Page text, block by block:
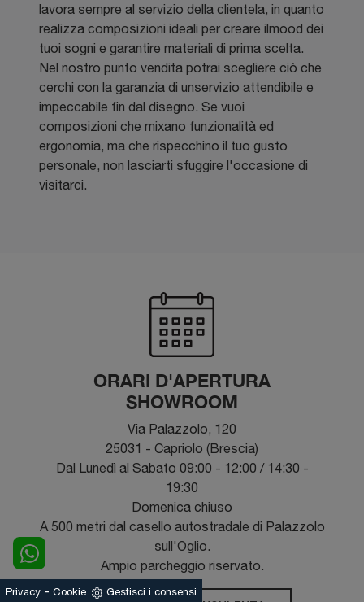
lavora sempre al servizio della clientela, in quanto
realizza composizioni ideali per creare ilmood dei
tuoi sogni e garantire materiali di prima scelta.
Nel nostro punto vendita potrai scegliere ciò che
cerchi con la garanzia di unservizio attendibile e
impeccabile fin dal disegno. Se vuoi
composizioni che mixano funzionalità ed
ergonomia, ma che rispecchino il tuo gusto
personale, non lasciarti sfuggire l'occasione di
visitarci.
ORARI D'APERTURA
SHOWROOM
Via Palazzolo, 120
25031 - Capriolo (Brescia)
Dal Lunedì al Sabato 09:00 - 12:00 / 14:30 -
19:30
Domenica chiuso
A 500 metri dal casello autostradale di Palazzolo
sull'Oglio.
Ampio parcheggio riservato.
Privacy - Cookie Gestisci i consensi